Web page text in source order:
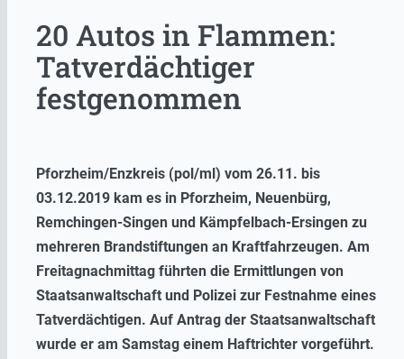
20 Autos in Flammen:
Tatverdächtiger
festgenommen
Pforzheim/Enzkreis (pol/ml) vom 26.11. bis
03.12.2019 kam es in Pforzheim, Neuenbürg,
Remchingen-Singen und Kämpfelbach-Ersingen zu
mehreren Brandstiftungen an Kraftfahrzeugen. Am
Freitagnachmittag führten die Ermittlungen von
Staatsanwaltschaft und Polizei zur Festnahme eines
Tatverdächtigen. Auf Antrag der Staatsanwaltschaft
wurde er am Samstag einem Haftrichter vorgeführt.